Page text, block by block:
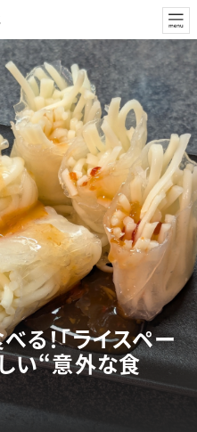
る！「ライスペー
い“意外な食